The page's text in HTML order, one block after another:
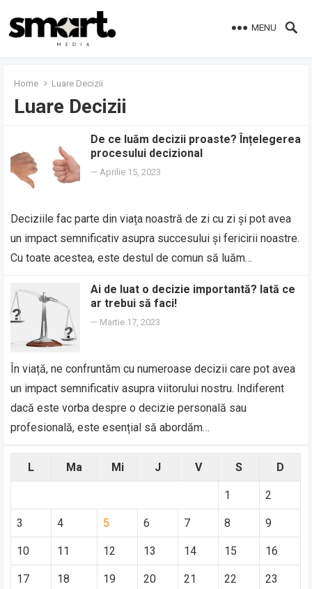
MENU
Home Luare Decizii
Luare Decizii
De ce luăm decizii proaste? Înțelegerea
procesului decizional
—Aprilie 15, 2023
Deciziile fac parte din viața noastră de zi cu zi și pot avea
un impact semnificativ asupra succesului și fericirii noastre.
Cu toate acestea, este destul de comun să luăm…
Ai de luat o decizie importantă? Iată ce
ar trebui să faci!
— Martie 17, 2023
În viață, ne confruntăm cu numeroase decizii care pot avea
un impact semnificativ asupra viitorului nostru. Indiferent
dacă este vorba despre o decizie personală sau
profesională, este esențial să abordăm…
L Ma Mi J V S D
1 2
3 4 5 6 7 8 9
10 11 12 13 14 15 16
17 18 19 20 21 22 23